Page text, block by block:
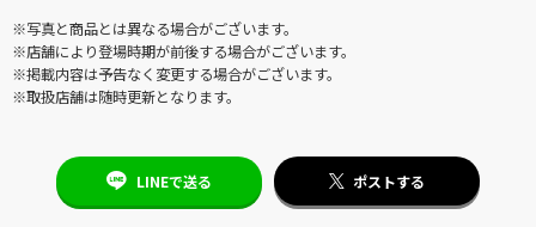
※写真と商品とは異なる場合がございます。
※店舗により登場時期が前後する場合がございます。
※掲載内容は予告なく変更する場合がございます。
※取扱店舗は随時更新となります。
LINEで送る ポストする